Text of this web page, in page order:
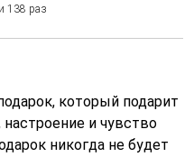
138 раз
который подарит
и чувство
никогда не будет